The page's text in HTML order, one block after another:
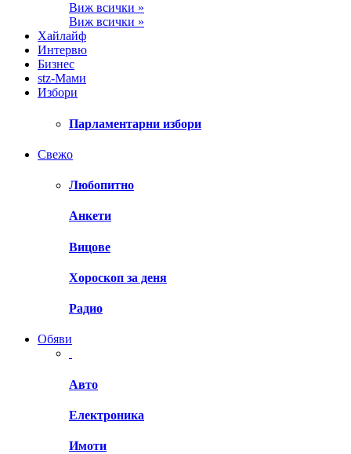
Виж всички »
Виж всички »
Хайлайф
Интервю
Бизнес
stz-Мами
Избори
Парламентарни избори
Свежо
Любопитно
Анкети
Вицове
Хороскоп за деня
Радио
Обяви
Авто
Електроника
Имоти